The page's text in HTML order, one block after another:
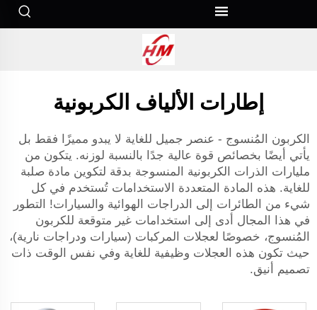
إطارات الألياف الكربونية
الكربون المُنسوج - عنصر جميل للغاية لا يبدو مميزًا فقط بل
يأتي أيضًا بخصائص قوة عالية جدًا بالنسبة لوزنه. يتكون من
مليارات الذرات الكربونية المنسوجة بدقة لتكوين مادة صلبة
للغاية. هذه المادة المتعددة الاستخدامات تُستخدم في كل
شيء من الطائرات إلى الدراجات الهوائية والسيارات! التطور
في هذا المجال أدى إلى استخدامات غير متوقعة للكربون
المُنسوج، خصوصًا لعجلات المركبات (سيارات ودراجات نارية)،
حيث تكون هذه العجلات وظيفية للغاية وفي نفس الوقت ذات
تصميم أنيق.